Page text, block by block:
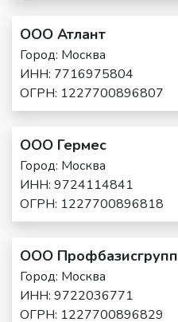
ООО Атлант
Город: Москва
ИНН: 7716975804
ОГРН: 1227700896807
ООО Гермес
Город: Москва
ИНН: 9724114841
ОГРН: 1227700896818
ООО Профбазисгрупп
Город: Москва
ИНН: 9722036771
ОГРН: 1227700896829